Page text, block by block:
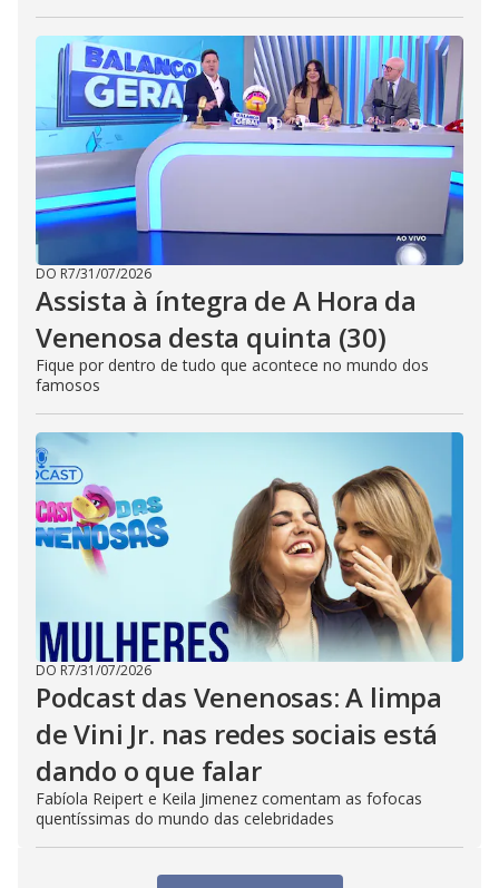
DO R7/31/07/2026
Assista à íntegra de A Hora da
Venenosa desta quinta (30)
Fique por dentro de tudo que acontece no mundo dos
famosos
DO R7/31/07/2026
Podcast das Venenosas: A limpa
de Vini Jr. nas redes sociais está
dando o que falar
Fabíola Reipert e Keila Jimenez comentam as fofocas
quentíssimas do mundo das celebridades